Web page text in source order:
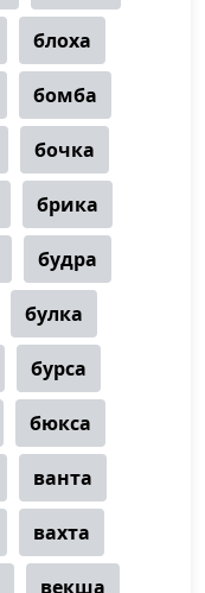
блоха
бомба
бочка
брика
будра
булка
бурса
бюкса
ванта
вахта
векша